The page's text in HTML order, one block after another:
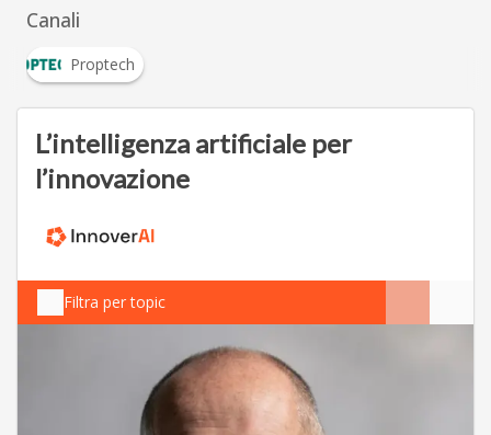
Canali
Proptech
L’intelligenza artificiale per
l’innovazione
Filtra per topic